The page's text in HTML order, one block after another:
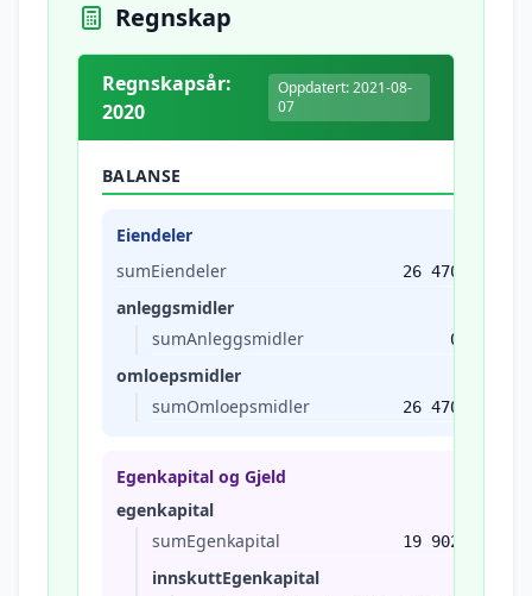
Regnskap
Regnskapsår:
2020
Oppdatert: 2021-08-
07
BALANSE
Eiendeler
sumEiendeler
26 470
anleggsmidler
sumAnleggsmidler
0
omloepsmidler
sumOmloepsmidler
26 470
Egenkapital og Gjeld
egenkapital
sumEgenkapital
19 902
innskuttEgenkapital